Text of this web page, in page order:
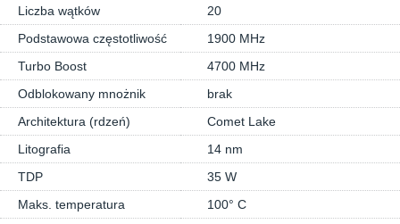
Liczba wątków
20
Podstawowa częstotliwość
1900 MHz
Turbo Boost
4700 MHz
Odblokowany mnożnik
brak
Architektura (rdzeń)
Comet Lake
Litografia
14 nm
TDP
35 W
Maks. temperatura
100° C